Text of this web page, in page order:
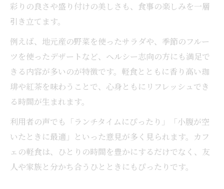
彩りの良さや盛り付けの美しさも、食事の楽しみを一層
引き立てます。
例えば、地元産の野菜を使ったサラダや、季節のフルー
ツを使ったデザートなど、ヘルシー志向の方にも満足で
きる内容が多いのが特徴です。軽食とともに香り高い珈
琲や紅茶を味わうことで、心身ともにリフレッシュでき
る時間が生まれます。
利用者の声でも「ランチタイムにぴったり」「小腹が空
いたときに最適」といった意見が多く見られます。カフ
ェの軽食は、ひとりの時間を豊かにするだけでなく、友
人や家族と分かち合うひとときにもぴったりです。